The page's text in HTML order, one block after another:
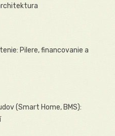
Pilere, financovanie a
(Smart Home, BMS):